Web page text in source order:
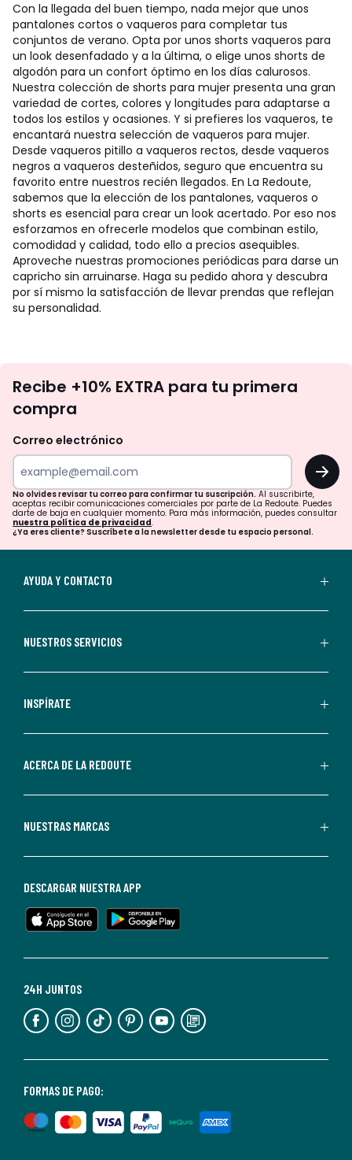
Con la llegada del buen tiempo, nada mejor que unos
pantalones cortos o vaqueros para completar tus
conjuntos de verano. Opta por unos shorts vaqueros para
un look desenfadado y a la última, o elige unos shorts de
algodón para un confort óptimo en los días calurosos.
Nuestra colección de shorts para mujer presenta una gran
variedad de cortes, colores y longitudes para adaptarse a
todos los estilos y ocasiones. Y si prefieres los vaqueros, te
encantará nuestra selección de vaqueros para mujer.
Desde vaqueros pitillo a vaqueros rectos, desde vaqueros
negros a vaqueros desteñidos, seguro que encuentra su
favorito entre nuestros recién llegados. En La Redoute,
sabemos que la elección de los pantalones, vaqueros o
shorts es esencial para crear un look acertado. Por eso nos
esforzamos en ofrecerle modelos que combinan estilo,
comodidad y calidad, todo ello a precios asequibles.
Aproveche nuestras promociones periódicas para darse un
capricho sin arruinarse. Haga su pedido ahora y descubra
por sí mismo la satisfacción de llevar prendas que reflejan
su personalidad.
te
tu
para
confirmar
tu
suscripción.
aceptas
comerciales
personalizadas
parte
Redoute.
de
en
cualquier
Para
información,
puedes
nuestra
de
privacidad</2>.
Recibe +10% EXTRA para tu primera
compra
Correo electrónico
OK
No olvides revisar tu correo para confirmar tu suscripción. Al suscribirte,
aceptas recibir comunicaciones comerciales por parte de La Redoute. Puedes
darte de baja en cualquier momento. Para más información, puedes consultar
nuestra política de privacidad.
¿Ya eres cliente? Suscríbete a la newsletter desde tu espacio personal.
AYUDA Y CONTACTO
NUESTROS SERVICIOS
INSPÍRATE
ACERCA DE LA REDOUTE
NUESTRAS MARCAS
FORMAS DE PAGO:
24H JUNTOS
DESCARGAR NUESTRA APP